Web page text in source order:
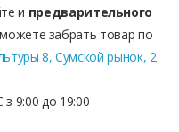
и предварительного
забрать товар по
8, Сумской рынок, 2
9:00 до 19:00